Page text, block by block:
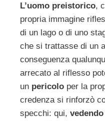
L’uomo preistorico,
propria immagine
di un lago o di uno
che si trattasse di un
conseguenza
arrecato al riflesso
un pericolo per la
credenza si rinforzò
specchi: qui,